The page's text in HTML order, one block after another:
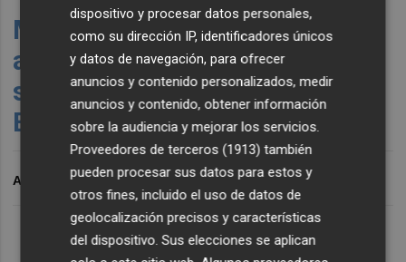
Más de treinta curiosidades
acerca de Alien con motivo de
su vuelta a los cines, de
Eugenio Viñas
ARCHIVADO EN
dispositivo y procesar datos personales,
como su dirección IP, identificadores únicos
y datos de navegación, para ofrecer
anuncios y contenido personalizados, medir
anuncios y contenido, obtener información
sobre la audiencia y mejorar los servicios.
Proveedores de terceros (1913) también
pueden procesar sus datos para estos y
otros fines, incluido el uso de datos de
geolocalización precisos y características
del dispositivo. Sus elecciones se aplican